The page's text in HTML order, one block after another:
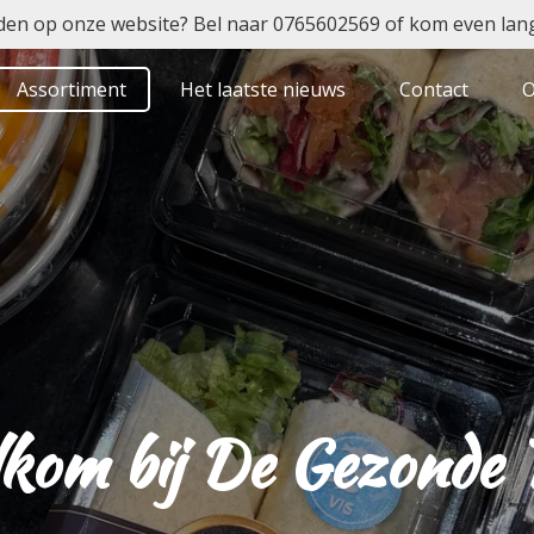
op onze website? Bel naar 0765602569 of kom even
Assortiment Het laatste nieuws Contact
bij De Gezonde